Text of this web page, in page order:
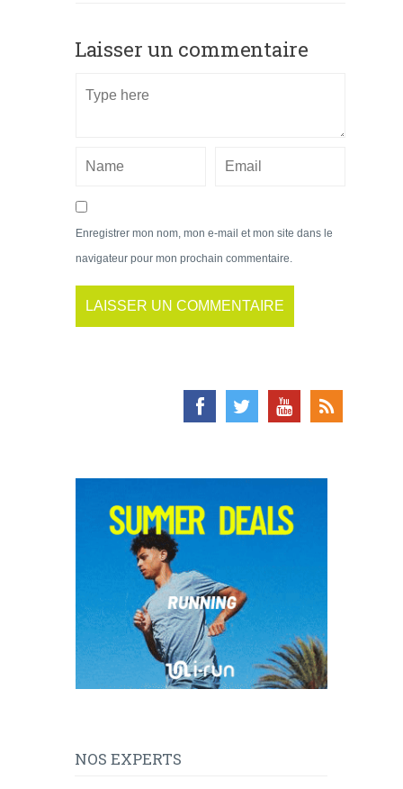
Laisser un commentaire
Enregistrer mon nom, mon e-mail et mon site dans le
navigateur pour mon prochain commentaire.
NOS EXPERTS